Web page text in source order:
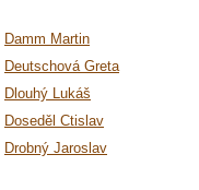
Damm Martin
Deutschová Greta
Dlouhý Lukáš
Doseděl Ctislav
Drobný Jaroslav